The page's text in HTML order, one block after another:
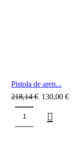
Pistola de aren...
218,14€ 130,00 €